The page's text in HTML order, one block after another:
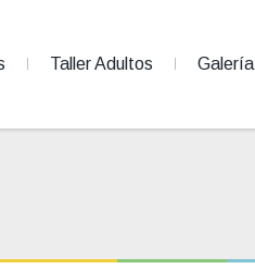
Taller Adultos Galería